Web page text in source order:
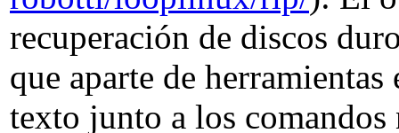
recuperación de discos
que aparte de
texto junto a los comandos